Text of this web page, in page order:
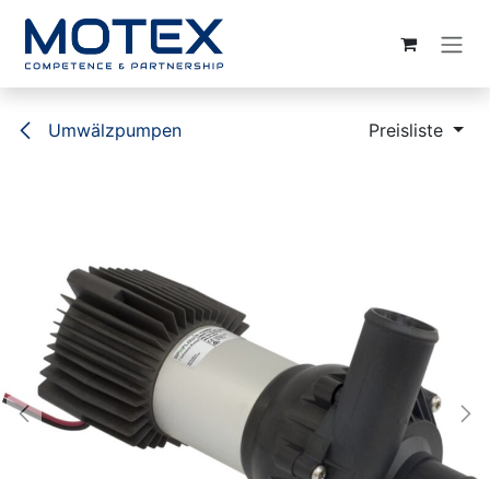
Umwälzpumpen Preisliste